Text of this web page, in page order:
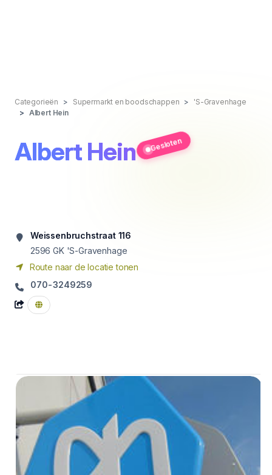
Categorieën Supermarkt en boodschappen
'S-Gravenhage
Albert Hein
Albert Hein Gesloten
Weissenbruchstraat 116
2596 GK 'S-Gravenhage
Route naar de locatie tonen
070-3249259